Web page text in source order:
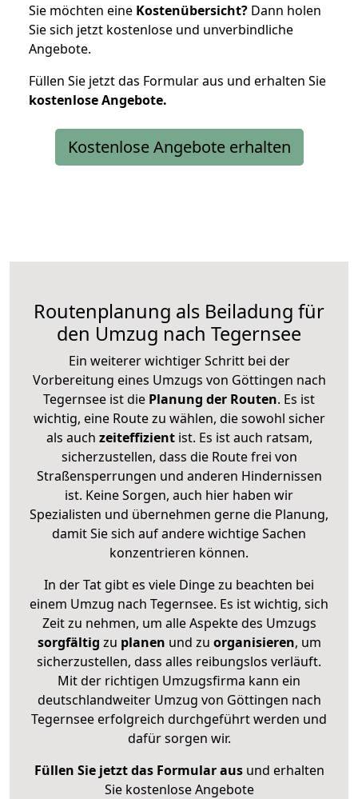
Sie möchten eine Kostenübersicht? Dann holen
Sie sich jetzt kostenlose und unverbindliche
Angebote.
Füllen Sie jetzt das Formular aus und erhalten Sie
kostenloseAngebote.
Kostenlose Angebote erhalten
Routenplanung als Beiladung für
den Umzug nach Tegernsee
Ein weiterer wichtiger Schritt bei der
Vorbereitung eines Umzugs von Göttingen nach
Tegernsee ist die Planung der Routen. Es ist
wichtig, eine Route zu wählen, die sowohl sicher
als auch zeiteffizientist. Es ist auch ratsam,
sicherzustellen, dass die Route frei von
Straßensperrungen und anderen Hindernissen
ist. Keine Sorgen, auch hier haben wir
Spezialisten und übernehmen gerne die Planung,
damit Sie sich auf andere wichtige Sachen
konzentrieren können.
In der Tat gibt es viele Dinge zu beachten bei
einem Umzug nach Tegernsee. Es ist wichtig, sich
Zeit zu nehmen, um alle Aspekte des Umzugs
sorgfältig zu planen und zu organisieren, um
sicherzustellen, dass alles reibungslos verläuft.
Mit der richtigen Umzugsfirma kann ein
deutschlandweiter Umzug von Göttingen nach
Tegernsee erfolgreich durchgeführt werden und
dafür sorgen wir.
Füllen Sie jetzt das Formular ausund erhalten
Sie kostenlose Angebote